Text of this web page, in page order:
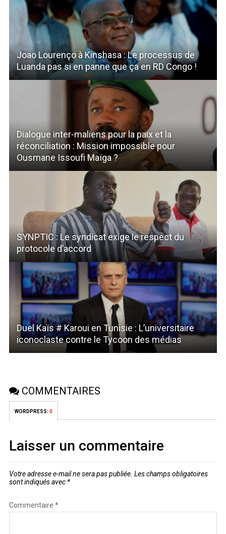
Joao Lourenço à Kinshasa : Le processus de
Luanda pas si en panne que ça en RD Congo !
Dialogue inter-maliens pour la paix et la
réconciliation : Mission impossible pour
Ousmane Issoufi Maïga ?
SYNPTIC : Le syndicat exige le respect du
protocole d’accord
Duel Kaïs # Karoui en Tunisie : L’universitaire
iconoclaste contre le Tycoon des médias
COMMENTAIRES
WORDPRESS: 0
Laisser un commentaire
Votre adresse e-mail ne sera pas publiée. Les champs obligatoires
sont indiqués avec *
Commentaire *